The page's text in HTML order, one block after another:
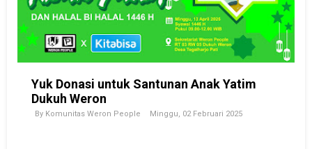
Yuk Donasi untuk Santunan Anak Yatim
Dukuh Weron
By Komunitas Weron People Minggu, 02 Februari 2025